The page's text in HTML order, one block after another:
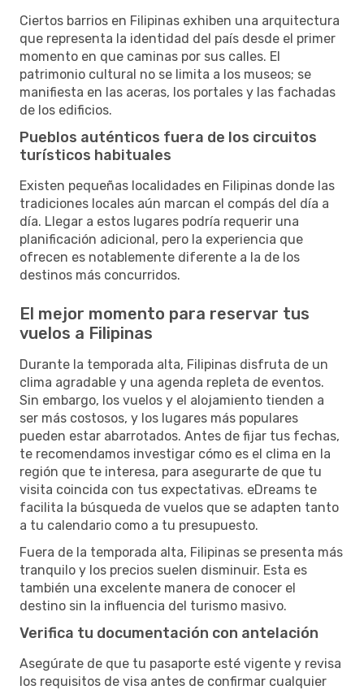
Ciertos barrios en Filipinas exhiben una arquitectura
que representa la identidad del país desde el primer
momento en que caminas por sus calles. El
patrimonio cultural no se limita a los museos; se
manifiesta en las aceras, los portales y las fachadas
de los edificios.
Pueblos auténticos fuera de los circuitos
turísticos habituales
Existen pequeñas localidades en Filipinas donde las
tradiciones locales aún marcan el compás del día a
día. Llegar a estos lugares podría requerir una
planificación adicional, pero la experiencia que
ofrecen es notablemente diferente a la de los
destinos más concurridos.
El mejor momento para reservar tus
vuelos a Filipinas
Durante la temporada alta, Filipinas disfruta de un
clima agradable y una agenda repleta de eventos.
Sin embargo, los vuelos y el alojamiento tienden a
ser más costosos, y los lugares más populares
pueden estar abarrotados. Antes de fijar tus fechas,
te recomendamos investigar cómo es el clima en la
región que te interesa, para asegurarte de que tu
visita coincida con tus expectativas. eDreams te
facilita la búsqueda de vuelos que se adapten tanto
a tu calendario como a tu presupuesto.
Fuera de la temporada alta, Filipinas se presenta más
tranquilo y los precios suelen disminuir. Esta es
también una excelente manera de conocer el
destino sin la influencia del turismo masivo.
Verifica tu documentación con antelación
Asegúrate de que tu pasaporte esté vigente y revisa
los requisitos de visa antes de confirmar cualquier